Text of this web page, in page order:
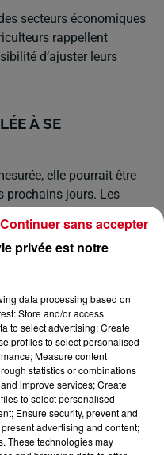
secteurs économiques
rappellent
d’ajuster leurs
À SE
elle pourrait être
prochains jours. Les
la pression tout en
le monde est dans le
certaine : nous ne
Sébastien Durand.
privée est notre
data processing based on
Store and/or access
to select advertising; Create
profiles to select personalised
Measure content
statistics or combinations
improve services; Create
to select personalised
Ensure security, prevent and
advertising and content;
These technologies may
Continuer sans accepter